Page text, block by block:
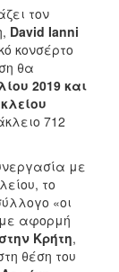
τον
David Ianni
κονσέρτο
θα
2019 και
712
με
το
«οι
με αφορμή
Κρήτη,
θέση του